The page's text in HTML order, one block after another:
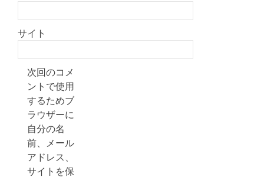
サイト
次回のコメ
ントで使用
するためブ
ラウザーに
自分の名
前、メール
アドレス、
サイトを保